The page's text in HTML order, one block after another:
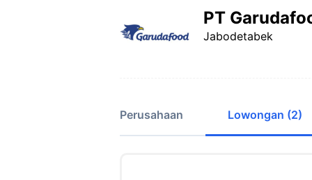
PT
Jabodetabek
Perusahaan Lowongan (2)